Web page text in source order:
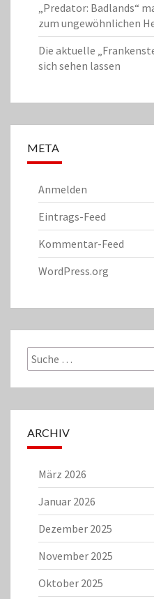
„Predator: Badlands“
zum ungewöhnlichen
Die aktuelle
sich sehen lassen
META
Anmelden
Eintrags-Feed
Kommentar-Feed
WordPress.org
Suche
nach:
ARCHIV
März 2026
Januar 2026
Dezember 2025
November 2025
Oktober 2025